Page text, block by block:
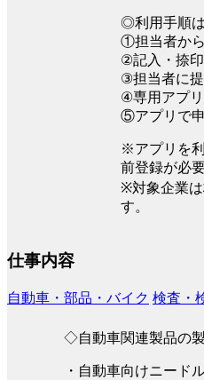
◎利用手順
①担当者か
②記入・捺
③担当者に
④専用アプ
⑤アプリで申
※アプリを
前登録が必要
※対象企業
す。
仕事内容
自動車・部品・バイク 検査・
◇自動車関連製品の
・自動車向けニード